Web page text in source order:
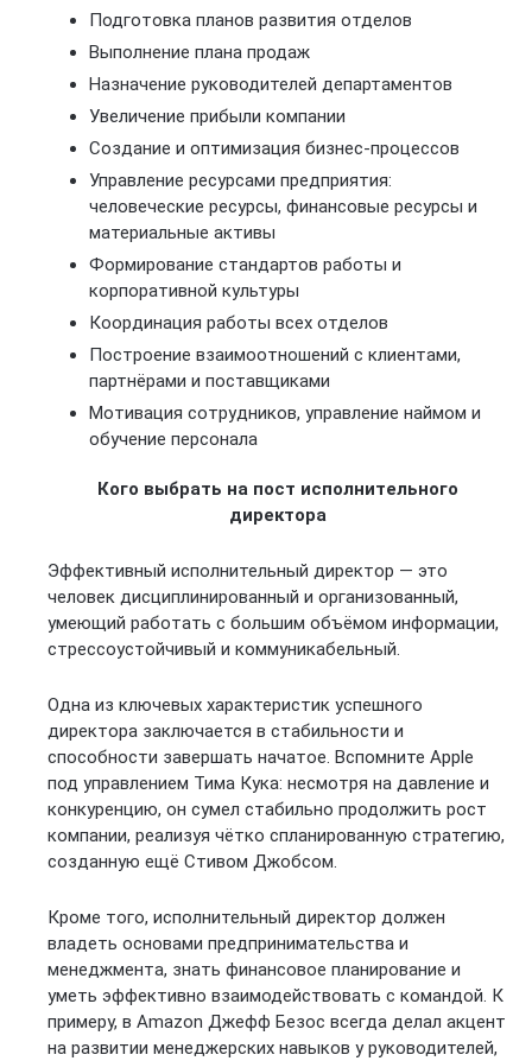
Подготовка планов развития отделов
Выполнение плана продаж
Назначение руководителей департаментов
Увеличение прибыли компании
Создание и оптимизация бизнес-процессов
Управление ресурсами предприятия:
человеческие ресурсы, финансовые ресурсы и
материальные активы
Формирование стандартов работы и
корпоративной культуры
Координация работы всех отделов
Построение взаимоотношений с клиентами,
партнёрами и поставщиками
Мотивация сотрудников, управление наймом и
обучение персонала
Кого выбрать на пост исполнительного
директора
Эффективный исполнительный директор — это
человек дисциплинированный и организованный,
умеющий работать с большим объёмом информации,
стрессоустойчивый и коммуникабельный.
Одна из ключевых характеристик успешного
директора заключается в стабильности и
способности завершать начатое. Вспомните Apple
под управлением Тима Кука: несмотря на давление и
конкуренцию, он сумел стабильно продолжить рост
компании, реализуя чётко спланированную стратегию,
созданную ещё Стивом Джобсом.
Кроме того, исполнительный директор должен
владеть основами предпринимательства и
менеджмента, знать финансовое планирование и
уметь эффективно взаимодействовать с командой. К
примеру, в Amazon Джефф Безос всегда делал акцент
на развитии менеджерских навыков у руководителей,